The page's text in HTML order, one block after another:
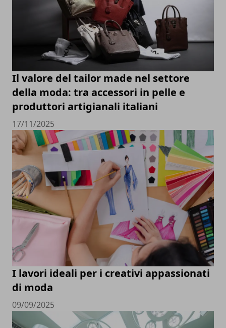
Il valore del tailor made nel settore
della moda: tra accessori in pelle e
produttori artigianali italiani
17/11/2025
I lavori ideali per i creativi appassionati
di moda
09/09/2025